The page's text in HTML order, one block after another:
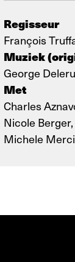
Regisseur
François
Muziek
George
Met
Charles
Nicole
Michele